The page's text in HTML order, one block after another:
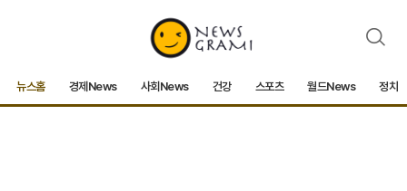
검
뉴스홈 경제News 사회News 건강 스포츠 월드News 정치